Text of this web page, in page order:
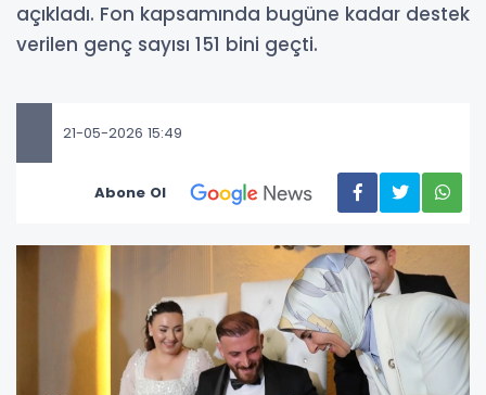
açıkladı. Fon kapsamında bugüne kadar destek
verilen genç sayısı 151 bini geçti.
21-05-2026 15:49
Abone Ol